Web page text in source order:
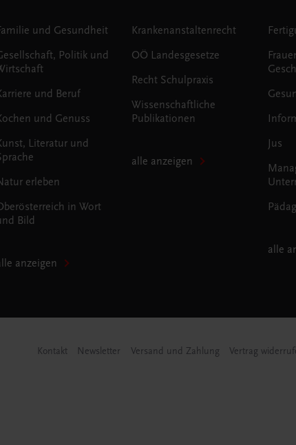
und Gesundheit
Politik und
und Beruf
und Genuss
Literatur und
erleben
in Wort
Bild
anzeigen
Krankenanstaltenrecht
OÖ Landesgesetze
Recht Schulpraxis
Wissenschaftliche
Publikationen
alle anzeigen
Jus
alle
Kontakt Newsletter Versand und Zahlung Vertrag